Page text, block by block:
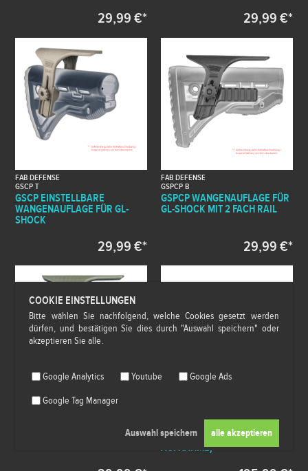
COOKIE EINSTELLUNGEN
Bitte wählen Sie nachfolgend, welche Cookies gesetzt werden
dürfen, und bestätigen Sie dies durch "Auswahl speichern" oder
akzeptieren Sie alle.
Google Analytics Youtube Google Ads
Google Tag Manager
29,99 €* 29,99 €*
FAB DEFENSE
GSCP T
GSCP EINSTELLBARE
WANGENAUFLAGE FÜR GL-
SHOCK
29,99 €*
FAB DEFENSE
GSPCP B
GSPCP WANGENAUFLAGE FÜR
GL-SHOCK MIT 2 FACH RAIL
29,99 €*
FAB DEFENSE
GL-SHOCK MIT 2 FACH RAIL
KLAPPBAR (POLYMER
AUFNAHME)